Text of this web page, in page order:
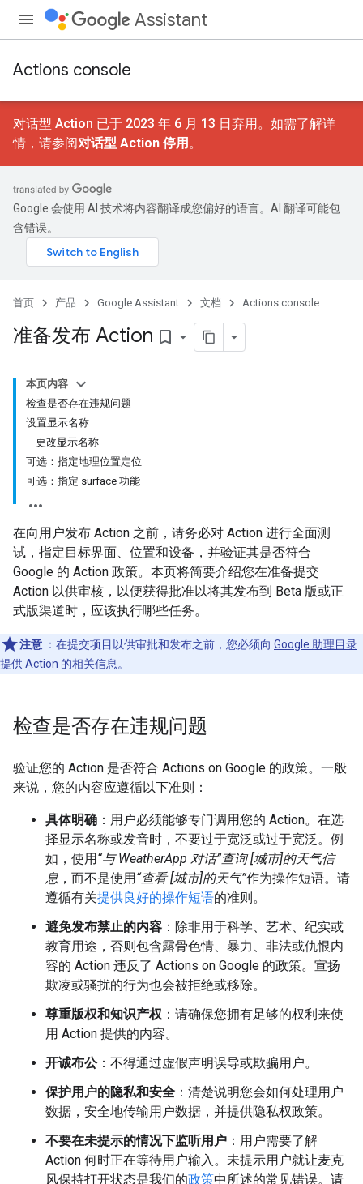
Assistant
Actions console
对话型 Action 已于 2023 年 6 月 13 日弃用。如需了解详
情，请参阅对话型 Action 停用 。
Google 会使用 AI 技术将内容翻译成您偏好的语言。AI 翻译可能包
含错误。
首页 产品 Google Assistant 文档 Actions console
准备发布 Action bookmark_border
本页内容
检查是否存在违规问题
设置显示名称
更改显示名称
可选：指定地理位置定位
可选：指定 surface 功能
在向用户发布 Action 之前，请务必对 Action 进行全面测
试，指定目标界面、位置和设备，并验证其是否符合
Google 的 Action 政策。本页将简要介绍您在准备提交
Action 以供审核，以便获得批准以将其发布到 Beta 版或正
式版渠道时，应该执行哪些任务。
注意 ：在提交项目以供审批和发布之前，您必须向 Google 助理目录
提供 Action 的相关信息。
检查是否存在违规问题
验证您的 Action 是否符合 Actions on Google 的政策。一般
来说，您的内容应遵循以下准则：
具体明确 ：用户必须能够专门调用您的 Action。在选
择显示名称或发音时，不要过于宽泛或过于宽泛。例
如，使用“与 WeatherApp 对话”查询 [城市]的天气信
息 ，而不是使用“查看 [城市]的天气”作为操作短语。请
遵循有关提供良好的操作短语的准则。
避免发布禁止的内容 ：除非用于科学、艺术、纪实或
教育用途，否则包含露骨色情、暴力、非法或仇恨内
容的 Action 违反了 Actions on Google 的政策。宣扬
欺凌或骚扰的行为也会被拒绝或移除。
尊重版权和知识产权 ：请确保您拥有足够的权利来使
用 Action 提供的内容。
开诚布公：不得通过虚假声明误导或欺骗用户。
保护用户的隐私和安全 ：清楚说明您会如何处理用户
数据，安全地传输用户数据，并提供隐私权政策。
不要在未提示的情况下监听用户 ：用户需要了解
Action 何时正在等待用户输入。未提示用户就让麦克
风保持打开状态是我们的政策中所述的常见错误。请